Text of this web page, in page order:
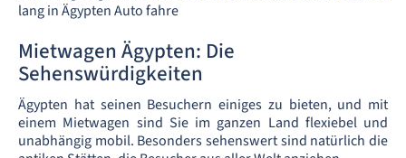
lang in Ägypten Auto fahre
Mietwagen Ägypten: Die
Sehenswürdigkeiten
Ägypten hat seinen Besuchern einiges zu bieten, und mit
einem Mietwagen sind Sie im ganzen Land flexiebel und
unabhängig mobil. Besonders sehenswert sind natürlich die